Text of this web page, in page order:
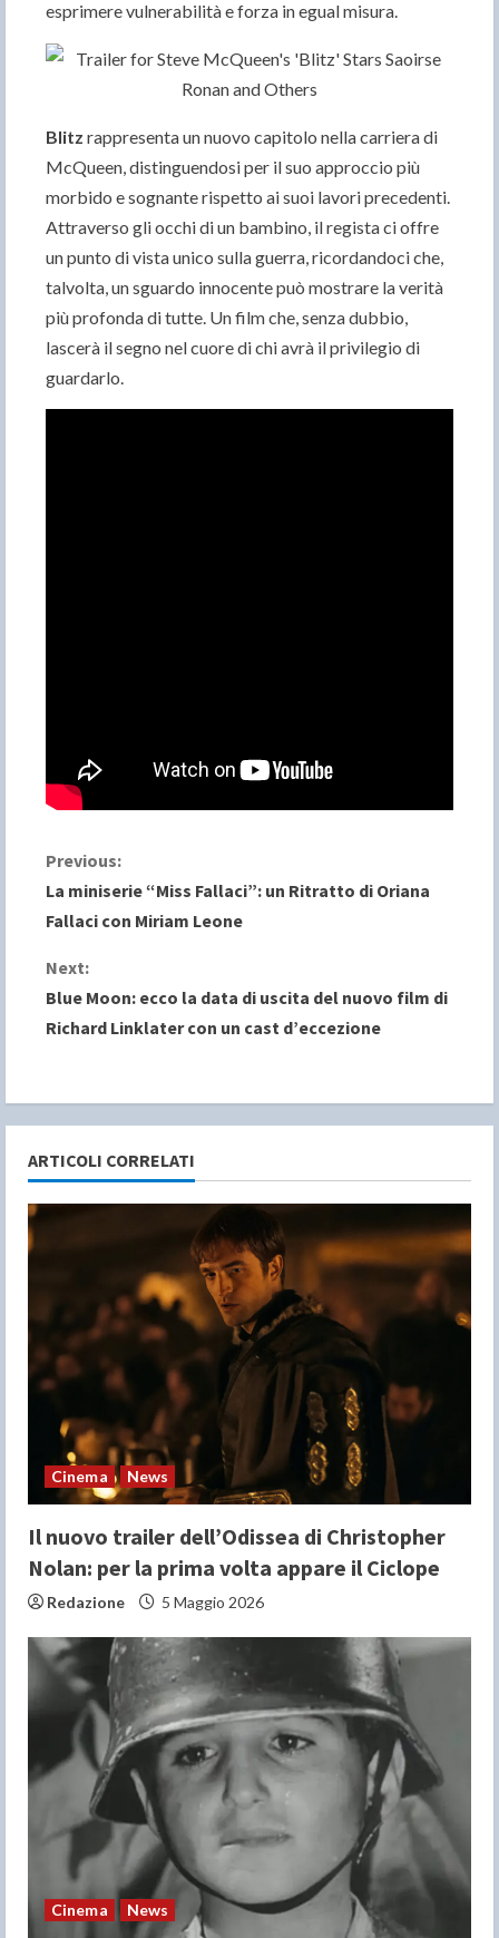
esprimere vulnerabilità e forza in egual misura.
Blitz rappresenta un nuovo capitolo nella carriera di
McQueen, distinguendosi per il suo approccio più
morbido e sognante rispetto ai suoi lavori precedenti.
Attraverso gli occhi di un bambino, il regista ci offre
un punto di vista unico sulla guerra, ricordandoci che,
talvolta, un sguardo innocente può mostrare la verità
più profonda di tutte. Un film che, senza dubbio,
lascerà il segno nel cuore di chi avrà il privilegio di
guardarlo.
C
o
n
t
n
u
e
a
d
n
g
Previous:
La miniserie “Miss Fallaci”: un Ritratto di Oriana
Fallaci con Miriam Leone
Next:
Blue Moon: ecco la data di uscita del nuovo film di
Richard Linklater con un cast d’eccezione
ARTICOLI CORRELATI
Cinema News
Il nuovo trailer dell’Odissea di Christopher
Nolan: per la prima volta appare il Ciclope
Redazione 5 Maggio 2026
Cinema News